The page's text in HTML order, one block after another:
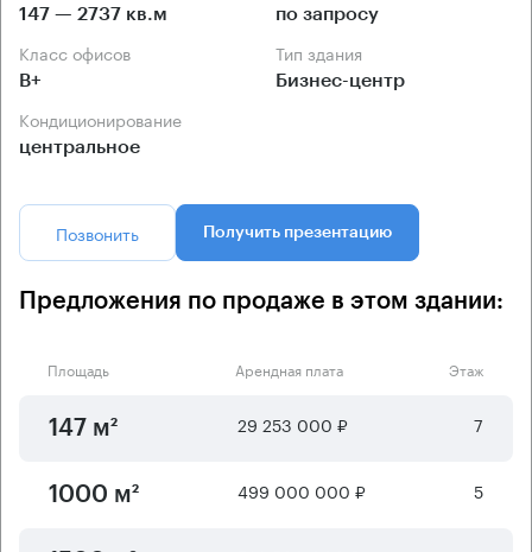
147 — 2737 кв.м по запросу
Класс офисов
B+
Тип здания
Бизнес-центр
Кондиционирование
центральное
Позвонить Получить презентацию
Предложения по продаже в этом здании:
Площадь Арендная плата Этаж
147 м² 29 253 000 ₽ 7
1000 м² 499 000 000 ₽ 5